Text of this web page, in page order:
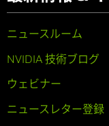
ニュースルーム
NVIDIA 技術ブログ
ウェビナー
ニュースレター登録